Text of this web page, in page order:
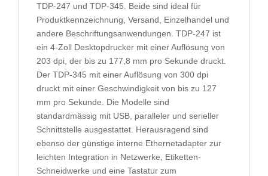
TDP-247 und TDP-345. Beide sind ideal für
Produktkennzeichnung, Versand, Einzelhandel und
andere Beschriftungsanwendungen. TDP-247 ist
ein 4-Zoll Desktopdrucker mit einer Auflösung von
203 dpi, der bis zu 177,8 mm pro Sekunde druckt.
Der TDP-345 mit einer Auflösung von 300 dpi
druckt mit einer Geschwindigkeit von bis zu 127
mm pro Sekunde. Die Modelle sind
standardmässig mit USB, paralleler und serieller
Schnittstelle ausgestattet. Herausragend sind
ebenso der günstige interne Ethernetadapter zur
leichten Integration in Netzwerke, Etiketten-
Schneidwerke und eine Tastatur zum